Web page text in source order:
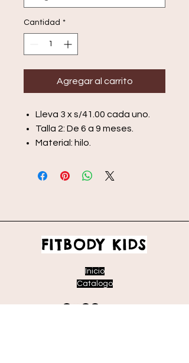
Cantidad *
Agregar al carrito
Lleva 3 x s/41.00 cada uno.
Talla 2: De 6 a 9 meses.
Material: hilo.
FITBODY KIDS
Inicio
Catalogo